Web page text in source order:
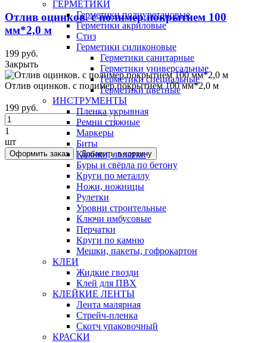
ГЕРМЕТИКИ
Герметики полиуретановые
Герметики акриловые
Стиз
Герметики силиконовые
Герметики санитарные
Герметики универсальные
Герметики специальные
Герметики цветные
ИНСТРУМЕНТЫ
Пленка укрывная
Ремни стяжные
Маркеры
Биты
Киянки, лопатки
Буры и свёрла по бетону
Круги по металлу
Ножи, ножницы
Рулетки
Уровни строительные
Ключи имбусовые
Перчатки
Круги по камню
Мешки, пакеты, гофрокартон
КЛЕИ
Жидкие гвозди
Клей для ПВХ
КЛЕЙКИЕ ЛЕНТЫ
Лента малярная
Стрейч-пленка
Скотч упаковочный
КРАСКИ
Отлив оцинков. с полимер.покрытием 100
мм*2,0 м
199 руб.
Закрыть
Отлив оцинков. с полимер.покрытием 100 мм*2,0 м
199 руб.
1
шт
Оформить заказ Добавить в корзину